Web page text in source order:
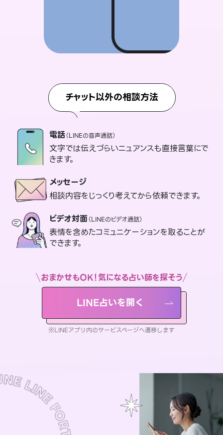
チャット以外の相談方法
電話（LINEの音声通話）
文字では伝えづらいニュアンスも直接言葉にで
きます。
メッセージ
相談内容をじっくり考えてから依頼できます。
ビデオ対面（LINEのビデオ通話）
表情を含めたコミュニケーションを取ることが
できます。
おまかせもOK！気になる占い師を探そう
LINE占いを開く
※LINEアプリ内のサービスページへ遷移します